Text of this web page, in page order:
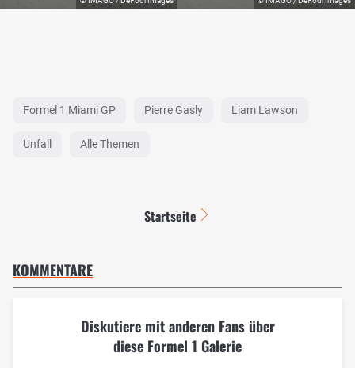
Formel 1 Miami GP Pierre Gasly Liam Lawson
Unfall Alle Themen
Startseite
KOMMENTARE
Diskutiere mit anderen Fans über
diese Formel 1 Galerie